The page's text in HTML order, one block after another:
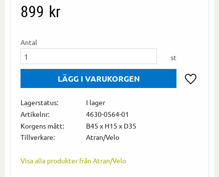
899 kr
Antal
st
Lagerstatus
I lager
Artikelnr
4630-0564-01
Korgens mått
B45 x H15 x D35
Tillverkare
Atran/Velo
Visa alla produkter från Atran/Velo